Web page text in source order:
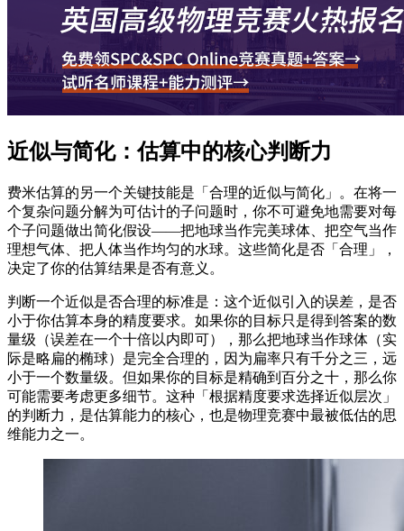
近似与简化：估算中的核心判断力
费米估算的另一个关键技能是「合理的近似与简化」。在将一
个复杂问题分解为可估计的子问题时，你不可避免地需要对每
个子问题做出简化假设——把地球当作完美球体、把空气当作
理想气体、把人体当作均匀的水球。这些简化是否「合理」，
决定了你的估算结果是否有意义。
判断一个近似是否合理的标准是：这个近似引入的误差，是否
小于你估算本身的精度要求。如果你的目标只是得到答案的数
量级（误差在一个十倍以内即可），那么把地球当作球体（实
际是略扁的椭球）是完全合理的，因为扁率只有千分之三，远
小于一个数量级。但如果你的目标是精确到百分之十，那么你
可能需要考虑更多细节。这种「根据精度要求选择近似层次」
的判断力，是估算能力的核心，也是物理竞赛中最被低估的思
维能力之一。